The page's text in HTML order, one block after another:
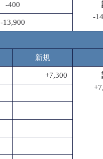
-400
-
-13,900
新規
+7,300